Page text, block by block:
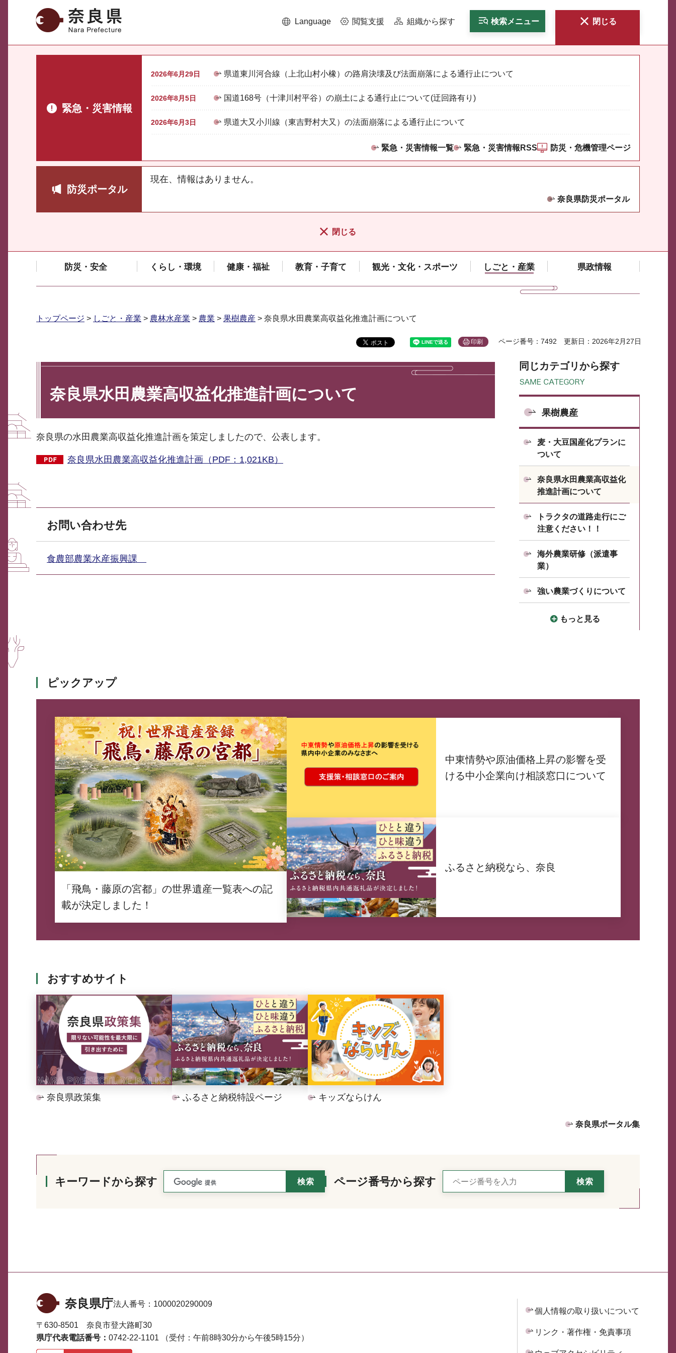
奈良県 Language 閲覧支援 組織から探す 検索メニュー 閉じる
緊急・災害情報
2026年6月29日 県道東川河合線（上北山村小橡）の路肩決壊及び法面崩落による通行止について
2026年8月5日 国道168号（十津川村平谷）の崩土による通行止について(迂回路有り)
2026年6月3日 県道大又小川線（東吉野村大又）の法面崩落による通行止について
緊急・災害情報一覧 緊急・災害情報RSS 防災・危機管理ページ
防災ポータル
現在、情報はありません。
奈良県防災ポータル
閉じる
防災・安全 くらし・環境 健康・福祉 教育・子育て 観光・文化・スポーツ しごと・産業 県政情報
トップページ > しごと・産業 > 農林水産業 > 農業 > 果樹農産 > 奈良県水田農業高収益化推進計画について
印刷 ページ番号：7492 更新日：2026年2月27日
奈良県水田農業高収益化推進計画について
奈良県の水田農業高収益化推進計画を策定しましたので、公表します。
奈良県水田農業高収益化推進計画（PDF：1,021KB）
お問い合わせ先
食農部農業水産振興課
同じカテゴリから探す
果樹農産
麦・大豆国産化プランに
ついて
奈良県水田農業高収益化
推進計画について
トラクタの道路走行にご
注意ください！！
海外農業研修（派遣事
業）
強い農業づくりについて
もっと見る
ピックアップ
「飛鳥・藤原の宮都」の世界遺産一覧表への記
載が決定しました！
中東情勢や原油価格上昇の影響を受
ける中小企業向け相談窓口について
ふるさと納税なら、奈良
おすすめサイト
奈良県政策集 ふるさと納税特設ページ キッズならけん
奈良県ポータル集
キーワードから探す ページ番号から探す
奈良県庁法人番号： 1000020290009
〒630-8501 奈良市登大路町30
県庁代表電話番号： 0742-22-1101 （受付：午前8時30分から午後5時15分）
個人情報の取り扱いについて
リンク・著作権・免責事項